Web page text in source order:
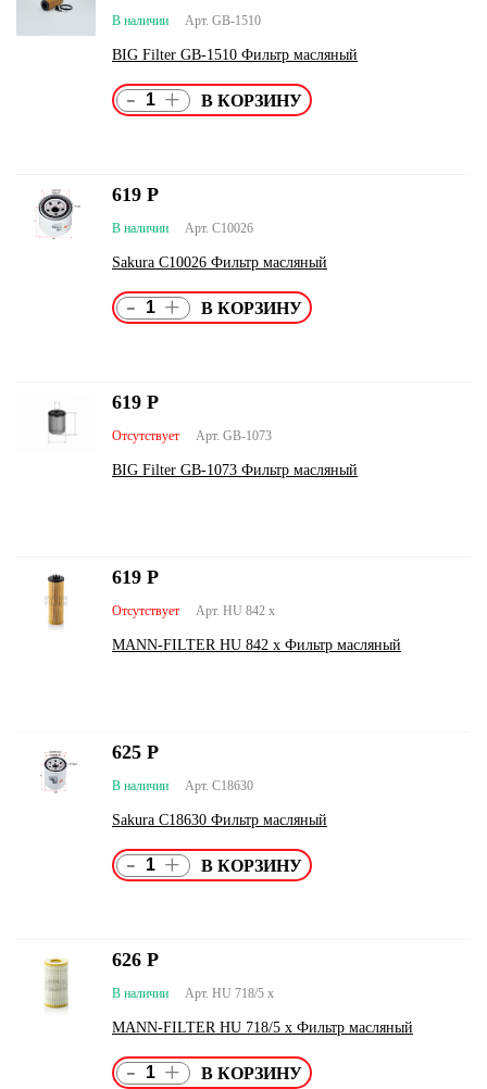
Арт. GB-1510
В наличии
BIG Filter GB-1510 Фильтр масляный
- +
Арт. C10026
В наличии
Sakura C10026 Фильтр масляный
619 Р
- +
Арт. GB-1073
Отсутствует
BIG Filter GB-1073 Фильтр масляный
619 Р
Арт. HU 842 x
Отсутствует
MANN-FILTER HU 842 x Фильтр масляный
619 Р
Арт. C18630
В наличии
Sakura C18630 Фильтр масляный
625 Р
- +
Арт. HU 718/5 x
В наличии
MANN-FILTER HU 718/5 x Фильтр масляный
626 Р
- +